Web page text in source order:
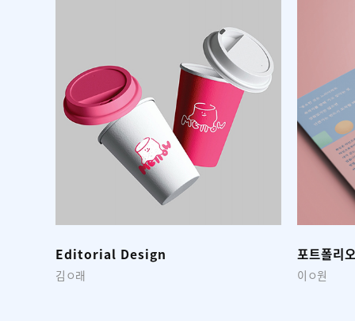
포트폴리오
이ㅇ원
포트폴리
김ㅇ지